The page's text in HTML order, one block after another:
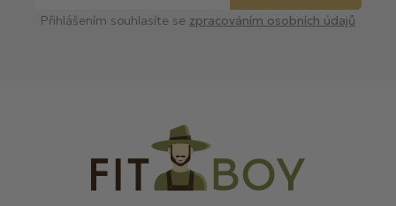
Přihlášením souhlasíte se zpracováním osobních údajů